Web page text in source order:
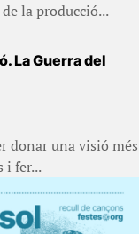
la producció...
La Guerra del
donar una visió més
i fer...